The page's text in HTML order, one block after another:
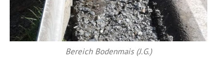
Bereich Bodenmais (J.G.)